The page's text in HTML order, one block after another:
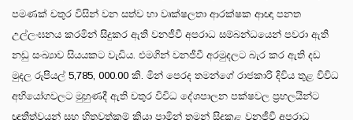
පමණක් චතුර විසින් වන සත්ව හා වෘක්ෂලතා ආරක්ෂක ආඥා පනත
උල්ලංඝනය කරමින් සිදුකර ඇති වනජීවී අපරාධ සම්බන්ධයෙන් පවරා ඇති
නඩු සංඛ්‍යාව සියයකට වැඩිය. එමගින් වනජීවී අරමුදලට බැර කර ඇති දඩ
මුදල රුපියල් 5,785, 000.00 කි. මින් පෙරද තමන්ගේ රාජකාරි දිවිය තුළ විවිධ
අභියෝගවලට මුහුණදී ඇති චතුර විවිධ දේශපාලන පක්ෂවල ප්‍රභලයින්ට
ඥාතීත්වයන් සහ හිතවත්කම් කියා පාමින් තමන් සිදුකළ වනජීවී අපරාධ